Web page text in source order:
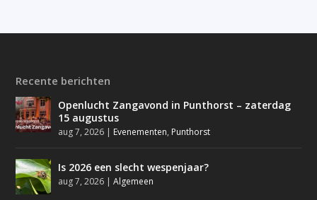
Recente berichten
Openlucht Zangavond in Punthorst – zaterdag
15 augustus
aug 7, 2026 Evenementen, Punthorst
Is 2026 een slecht wespenjaar?
aug 7, 2026 |Algemeen